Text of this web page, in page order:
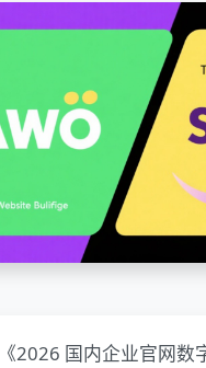
2026 国内企业官网数